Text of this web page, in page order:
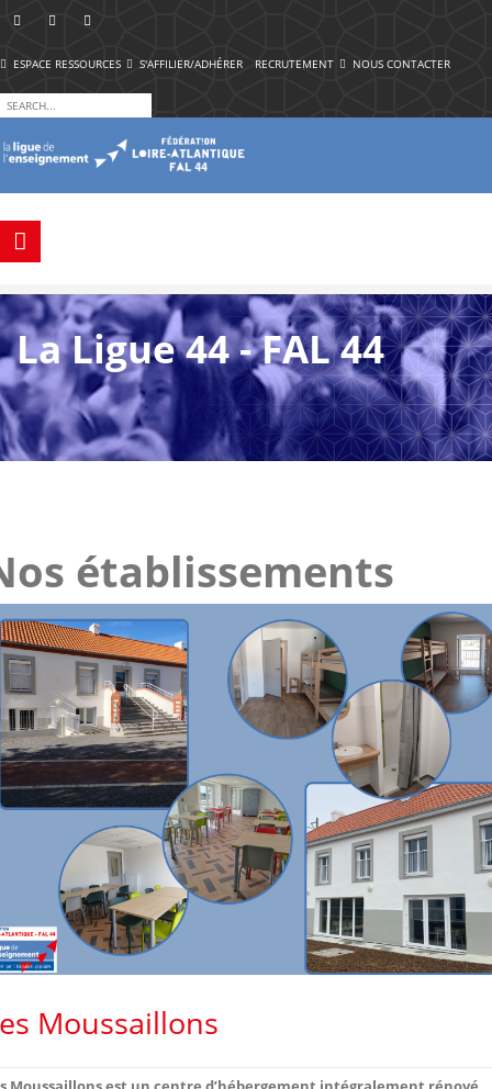
ESPACE RESSOURCES S'AFFILIER/ADHÉRER RECRUTEMENT NOUS CONTACTER
La Ligue 44 - FAL 44
établissements
Moussaillons